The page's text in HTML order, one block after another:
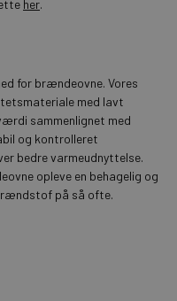
her.
for brændeovne. Vores
med lavt
sammenlignet med
og kontrolleret
bedre varmeudnyttelse.
opleve en behagelig og
på så ofte.